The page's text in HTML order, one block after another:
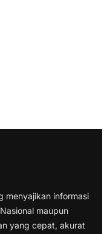
menyajikan informasi
maupun
yang cepat, akurat